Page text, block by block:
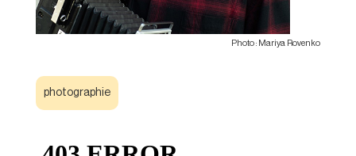
Mariya Rovenko
photographie